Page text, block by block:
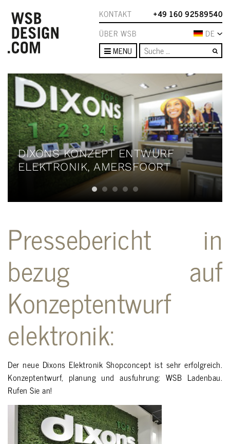
KONTAKT
+49 160 92589540
ÜBER WSB
DE
MENU
DIXONS KONZEPT ENTWURF
ELEKTRONIK, AMERSFOORT
Pressebericht in
bezug auf
Konzeptentwurf
elektronik:
Der neue Dixons Elektronik Shopconcept ist sehr erfolgreich.
Konzeptentwurf, planung und ausfuhrung: WSB Ladenbau.
Rufen Sie an!